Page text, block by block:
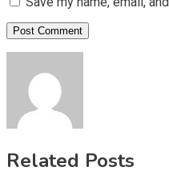
Related Posts